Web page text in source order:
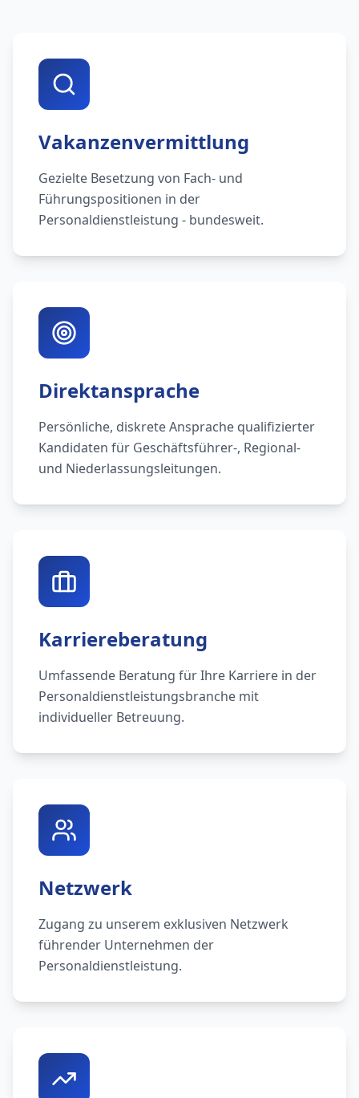
Vakanzenvermittlung
Gezielte Besetzung von Fach- und
Führungspositionen in der
Personaldienstleistung - bundesweit.
Direktansprache
Persönliche, diskrete Ansprache qualifizierter
Kandidaten für Geschäftsführer-, Regional-
und Niederlassungsleitungen.
Karriereberatung
Umfassende Beratung für Ihre Karriere in der
Personaldienstleistungsbranche mit
individueller Betreuung.
Netzwerk
Zugang zu unserem exklusiven Netzwerk
führender Unternehmen der
Personaldienstleistung.